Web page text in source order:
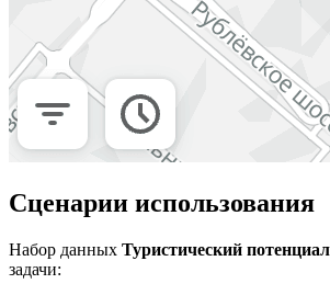
Сценарии использования
Набор данных Туристический потенциал
задачи: